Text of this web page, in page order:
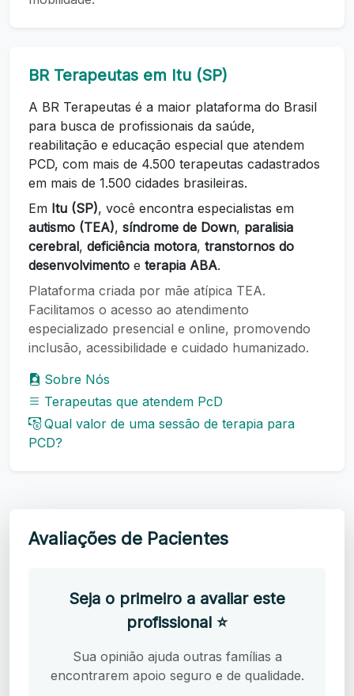
BR Terapeutas em Itu (SP)
A BR Terapeutas é a maior plataforma do Brasil
para busca de profissionais da saúde,
reabilitação e educação especial que atendem
PCD, com mais de 4.500 terapeutas cadastrados
em mais de 1.500 cidades brasileiras.
Em Itu (SP), você encontra especialistas em
autismo (TEA), síndrome de Down, paralisia
cerebral, deficiência motora, transtornos do
desenvolvimento e terapia ABA.
Plataforma criada por mãe atípica TEA.
Facilitamos o acesso ao atendimento
especializado presencial e online, promovendo
inclusão, acessibilidade e cuidado humanizado.
Sobre Nós
Terapeutas que atendem PcD
Qual valor de uma sessão de terapia para
PCD?
Avaliações de Pacientes
Seja o primeiro a avaliar este
profissional ⭐
Sua opinião ajuda outras famílias a
encontrarem apoio seguro e de qualidade.